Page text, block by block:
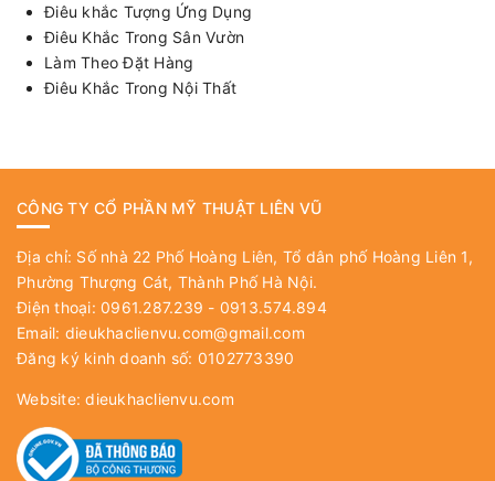
Điêu khắc Tượng Ứng Dụng
Điêu Khắc Trong Sân Vườn
Làm Theo Đặt Hàng
Điêu Khắc Trong Nội Thất
CÔNG TY CỔ PHẦN MỸ THUẬT LIÊN VŨ
Địa chỉ: Số nhà 22 Phố Hoàng Liên, Tổ dân phố Hoàng Liên 1,
Phường Thượng Cát, Thành Phố Hà Nội.
Điện thoại: 0961.287.239 - 0913.574.894
Email: dieukhaclienvu.com@gmail.com
Đăng ký kinh doanh số: 0102773390
Website:dieukhaclienvu.com